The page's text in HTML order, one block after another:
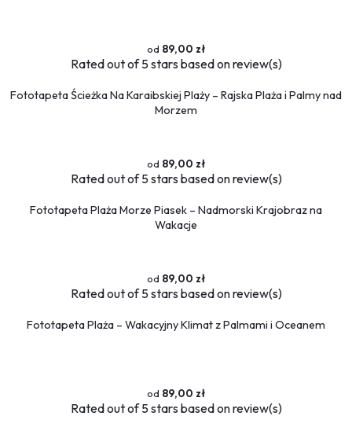
Motocykle
Siłownia
89,00 zł
Ratedout of 5 stars based onreview(s)
Fototapeta Ścieżka Na Karaibskiej Plaży – Rajska Plaża i Palmy nad
Morzem
89,00 zł
Ratedout of 5 stars based onreview(s)
Fototapeta Plaża Morze Piasek – Nadmorski Krajobraz na
Wakacje
89,00 zł
Ratedout of 5 stars based onreview(s)
Fototapeta Plaża – Wakacyjny Klimat z Palmami i Oceanem
89,00 zł
Ratedout of 5 stars based onreview(s)